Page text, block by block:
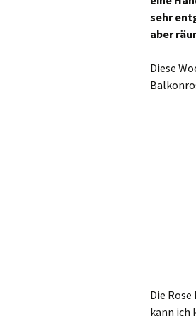
sehr
aber
Diese
Die
kann ich